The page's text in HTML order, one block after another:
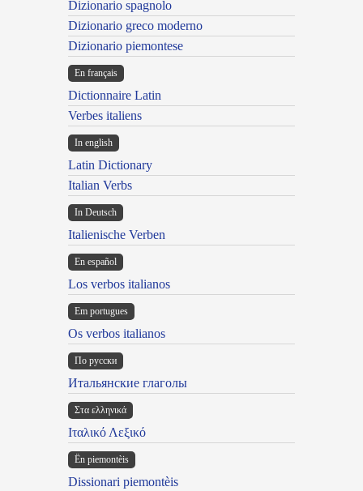
Dizionario spagnolo
Dizionario greco moderno
Dizionario piemontese
En français
Dictionnaire Latin
Verbes italiens
In english
Latin Dictionary
Italian Verbs
In Deutsch
Italienische Verben
En español
Los verbos italianos
Em portugues
Os verbos italianos
По русски
Итальянские глаголы
Στα ελληνικά
Ιταλικό Λεξικό
Ën piemontèis
Dissionari piemontèis